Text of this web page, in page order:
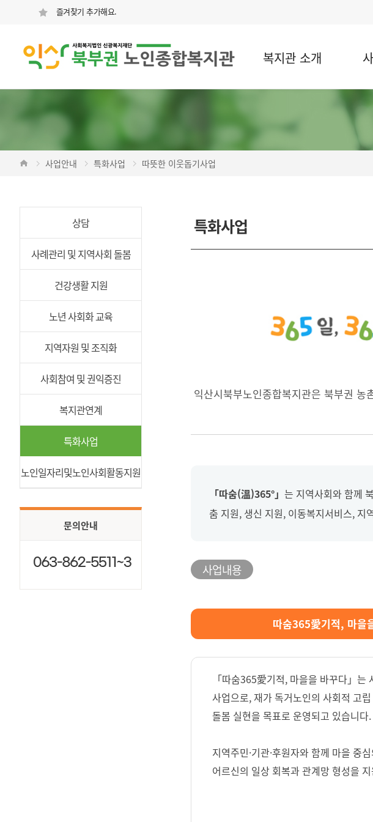
즐겨찾기 추가해요.
복지관 소개
사업안내 특화사업 따뜻한 이웃돕기사업
상담
사례관리 및 지역사회 돌봄
건강생활 지원
노년 사회화 교육
지역자원 및 조직화
사회참여 및 권익증진
복지관연계
특화사업
노인일자리및노인사회활동지원
문의안내
특화사업
익산시북부노인종합복지관은 북부권
「따숨(溫)365°」 는 지역사회와 함께
춤 지원, 생신 지원, 이동복지서비스, 지
사업내용
따숨365愛기적, 마을
「따숨365愛기적, 마을을 바꾸다」는
사업으로, 재가 독거노인의 사회적 고
돌봄 실현을 목표로 운영되고 있습니다.
지역주민·기관·후원자와 함께 마을 중
어르신의 일상 회복과 관계망 형성을